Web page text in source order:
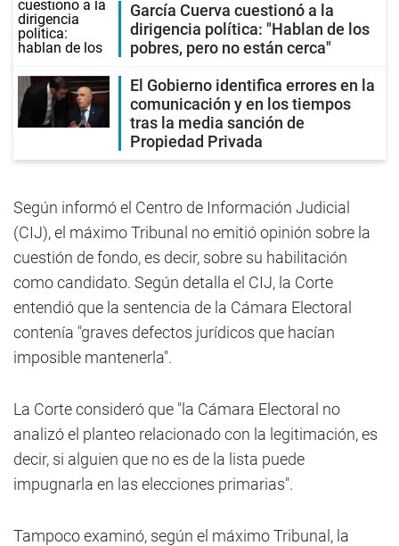
García Cuerva cuestionó a la
dirigencia política: "Hablan de los
pobres, pero no están cerca"
El Gobierno identifica errores en la
comunicación y en los tiempos
tras la media sanción de
Propiedad Privada
Según informó el Centro de Información Judicial
(CIJ), el máximo Tribunal no emitió opinión sobre la
cuestión de fondo, es decir, sobre su habilitación
como candidato. Según detalla el CIJ, la Corte
entendió que la sentencia de la Cámara Electoral
contenía "graves defectos jurídicos que hacían
imposible mantenerla".
La Corte consideró que "la Cámara Electoral no
analizó el planteo relacionado con la legitimación, es
decir, si alguien que no es de la lista puede
impugnarla en las elecciones primarias".
Tampoco examinó, según el máximo Tribunal, la